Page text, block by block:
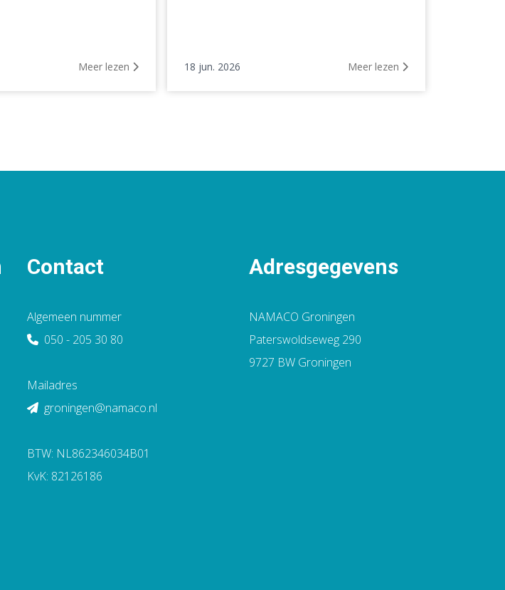
Meer lezen 18 jun. 2026 Meer lezen
Contact
Algemeen nummer
050 - 205 30 80
Mailadres
groningen@namaco.nl
BTW: NL862346034B01
KvK: 82126186
Adresgegevens
NAMACO Groningen
Paterswoldseweg 290
9727 BW Groningen